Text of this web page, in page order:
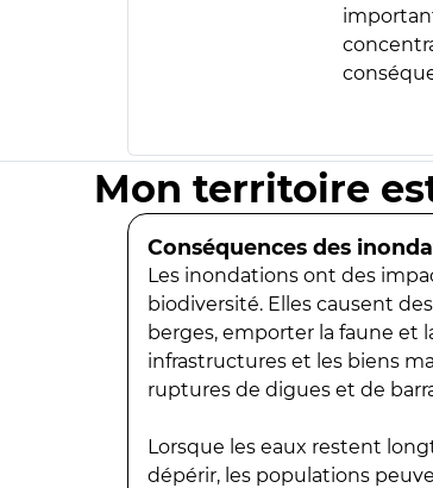
Mon territoire
Conséquences des
Les inondations ont des
biodiversité. Elles causent
berges, emporter la faune et
infrastructures et les biens
ruptures de digues et de
Lorsque les eaux restent
dépérir, les populations